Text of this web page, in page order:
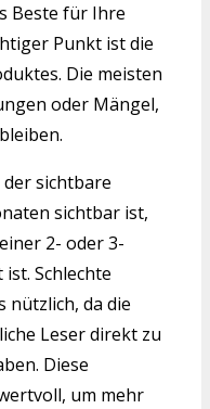
Beste für Ihre
Punkt ist die
Die meisten
oder Mängel,
sichtbare
sichtbar ist,
2- oder 3-
Schlechte
nützlich, da die
Leser direkt zu
Diese
um mehr